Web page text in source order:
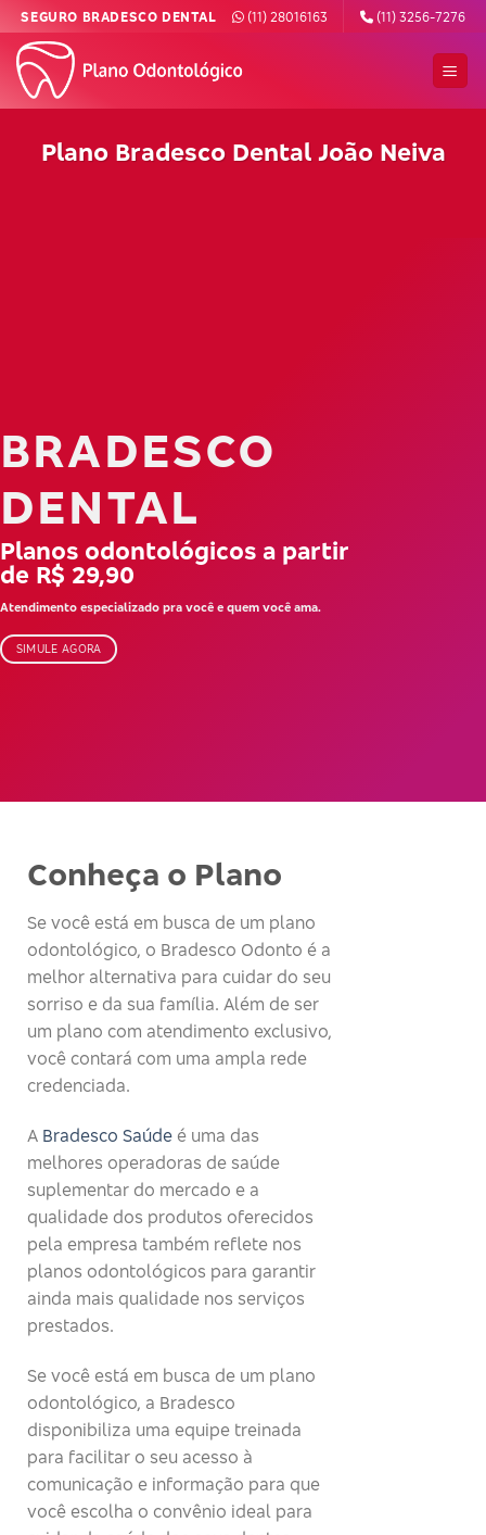
Skip
content
SEGURO BRADESCO DENTAL (11) 28016163 (11) 3256-7276
Plano Bradesco Dental João Neiva
BRADESCO
DENTAL
Planos odontológicos a partir
de R$ 29,90
Atendimento especializado pra você e quem você ama.
SIMULE AGORA
Conheça o Plano
Se você está em busca de um plano
odontológico, o Bradesco Odonto é a
melhor alternativa para cuidar do seu
sorriso e da sua família. Além de ser
um plano com atendimento exclusivo,
você contará com uma ampla rede
credenciada.
A Bradesco Saúde é uma das
melhores operadoras de saúde
suplementar do mercado e a
qualidade dos produtos oferecidos
pela empresa também reflete nos
planos odontológicos para garantir
ainda mais qualidade nos serviços
prestados.
Se você está em busca de um plano
odontológico, a Bradesco
disponibiliza uma equipe treinada
para facilitar o seu acesso à
comunicação e informação para que
você escolha o convênio ideal para